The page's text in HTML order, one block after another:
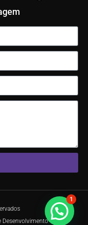
Desenvolvimento
1